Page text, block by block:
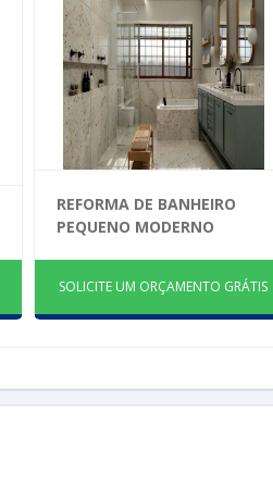
REFORMA DE BANHEIRO
PEQUENO MODERNO
SOLICITE UM ORÇAMENTO GRÁTIS